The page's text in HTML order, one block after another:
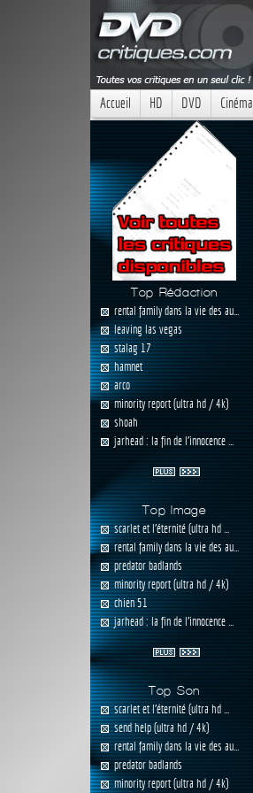
Accueil HD DVD Cinéma
Top Rédaction
rental family dans la vie des au...
leaving las vegas
stalag 17
hamnet
arco
minority report (ultra hd / 4k)
shoah
jarhead : la fin de l'innocence ...
Top Image
scarlet et l'éternité (ultra hd ...
rental family dans la vie des au...
predator badlands
minority report (ultra hd / 4k)
chien 51
jarhead : la fin de l'innocence ...
Top Son
scarlet et l'éternité (ultra hd ...
send help (ultra hd / 4k)
rental family dans la vie des au...
predator badlands
minority report (ultra hd / 4k)